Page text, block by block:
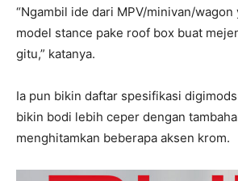
“Ngambil ide dari MPV/minivan/
model stance pake roof box buat
gitu,” katanya.
Ia pun bikin daftar spesifikasi
bikin bodi lebih ceper dengan
menghitamkan beberapa aksen krom.